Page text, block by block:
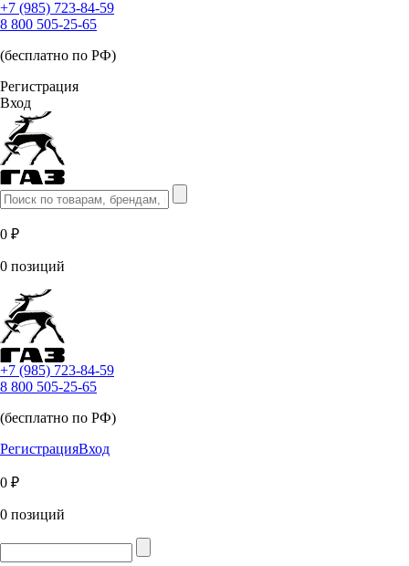
+7 (985) 723-84-59
8 800 505-25-65
(бесплатно по РФ)
Регистрация
Вход
0 ₽
0 позиций
+7 (985) 723-84-59
8 800 505-25-65
(бесплатно по РФ)
РегистрацияВход
0 ₽
0 позиций